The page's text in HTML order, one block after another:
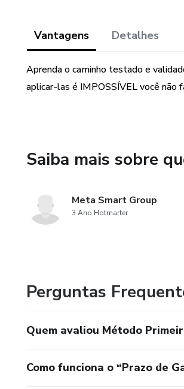
Vantagens Detalhes
Aprenda o caminho testado e
aplicar-las é IMPOSSÍVEL você não
Saiba mais sobre
Meta Smart Group
3 Ano Hotmarter
Perguntas
Quem avaliou Método
Como funciona o “Prazo de